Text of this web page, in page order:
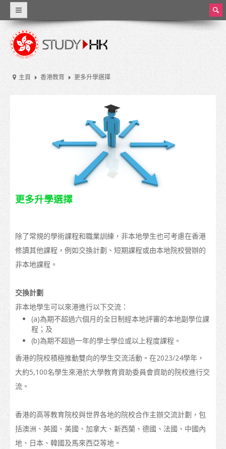
為甚麼選擇香港
世界級教育
實習和兼職工作
課程名單
「香港發展為國際教育樞紐」的政策
香港院校的校曆
更多升學選擇
升學途徑
申請入學
簽證
入學要求
ear
ch
主頁 香港教育 更多升學選擇
更多升學選擇
除了常規的學術課程和職業訓練，非本地學生也可考慮在香港
修讀其他課程，例如交換計劃、短期課程或由本地院校營辦的
非本地課程。
交換計劃
非本地學生可以來港進行以下交流：
(a)為期不超過六個月的全日制經本地評審的本地副學位課
程；及
(b)為期不超過一年的學士學位或以上程度課程。
香港的院校積極推動雙向的學生交流活動。在2023/24學年，
大約5,100名學生來港於大學教育資助委員會資助的院校進行交
流。
香港的高等教育院校與世界各地的院校合作主辦交流計劃，包
括澳洲、英國、美國、加拿大、新西蘭、德國、法國、中國內
地、日本、韓國及馬來西亞等地。